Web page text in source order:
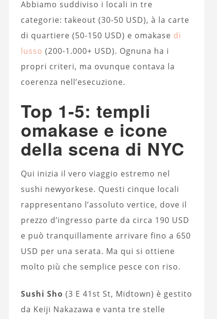
Abbiamo suddiviso i locali in tre
categorie: takeout (30-50 USD), à la carte
di quartiere (50-150 USD) e omakase di
lusso (200-1.000+ USD). Ognuna ha i
propri criteri, ma ovunque contava la
coerenza nell’esecuzione.
Top 1-5: templi
omakase e icone
della scena di NYC
Qui inizia il vero viaggio estremo nel
sushi newyorkese. Questi cinque locali
rappresentano l’assoluto vertice, dove il
prezzo d’ingresso parte da circa 190 USD
e può tranquillamente arrivare fino a 650
USD per una serata. Ma qui si ottiene
molto più che semplice pesce con riso.
Sushi Sho (3 E 41st St, Midtown) è gestito
da Keiji Nakazawa e vanta tre stelle